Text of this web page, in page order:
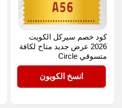
كود خصم سيركل الكويت
2026 عرض جديد متاح لكافة
متسوقي Circle
انسخ الكوبون